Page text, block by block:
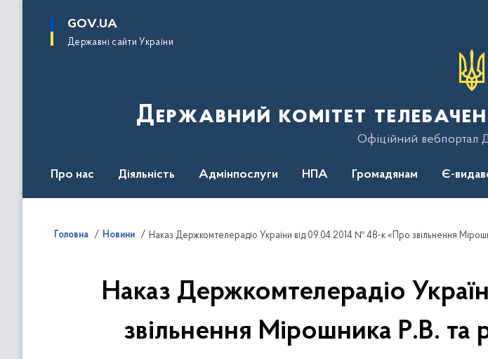
основного
GOV.UA
Державні сайти України
Державний комітет
Офіційний вебпортал
Про нас Діяльність Адмінпослуги НПА Громадянам Є-
Головна Новини Наказ Держкомтелерадіо України від 09.04.2014 № 48-к «Про звільнення
Наказ Держкомтелерадіо
звільнення Мірошника Р.В. та